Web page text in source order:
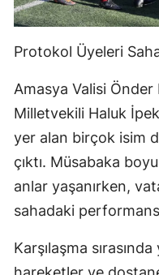
Protokol Üyeleri
Amasya Valisi
Milletvekili Haluk
yer alan birçok isim
çıktı. Müsabaka
anlar yaşanırken,
sahadaki
Karşılaşma